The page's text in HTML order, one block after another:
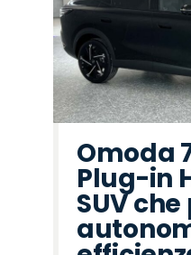
Omoda
Plug-in
SUV